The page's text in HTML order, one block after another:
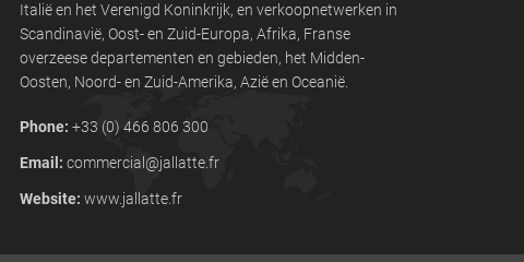
Italië en het Verenigd Koninkrijk, en verkoopnetwerken in
Scandinavië, Oost- en Zuid-Europa, Afrika, Franse
overzeese departementen en gebieden, het Midden-
Oosten, Noord- en Zuid-Amerika, Azië en Oceanië.
Phone: +33 (0) 466 806 300
Email: commercial@jallatte.fr
Website: www.jallatte.fr